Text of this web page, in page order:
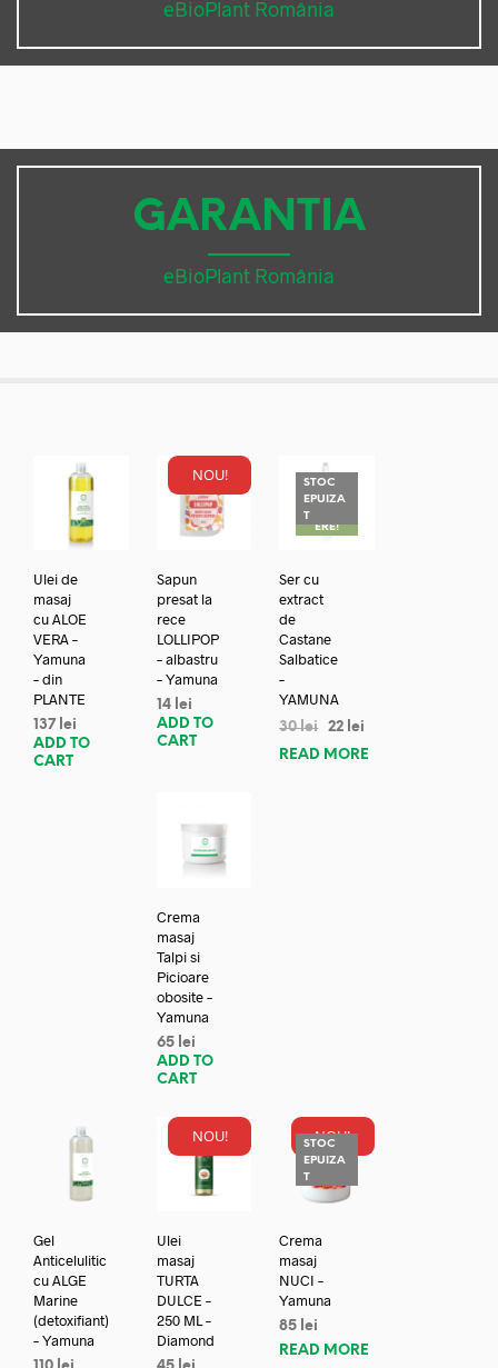
eBioPlant România
GARANTIA
eBioPlant România
Ulei de
masaj
cu ALOE
VERA –
Yamuna
– din
PLANTE
137 lei
ADD TO
CART
NOU!
Sapun
presat la
rece
LOLLIPOP
– albastru
– Yamuna
14 lei
ADD TO
CART
STOC
EPUIZA
TREDUC
ERE!
Ser cu
extract
de
Castane
Salbatice
–
YAMUNA
30lei 22 lei
READ MORE
Crema
masaj
Talpi si
Picioare
obosite –
Yamuna
65 lei
ADD TO
CART
Gel
Anticelulitic
cu ALGE
Marine
(detoxifiant)
– Yamuna
NOU!
Ulei
masaj
TURTA
DULCE –
250 ML –
Diamond
NOU!
STOC
EPUIZA
T
Crema
masaj
NUCI –
Yamuna
85 lei
READ MORE